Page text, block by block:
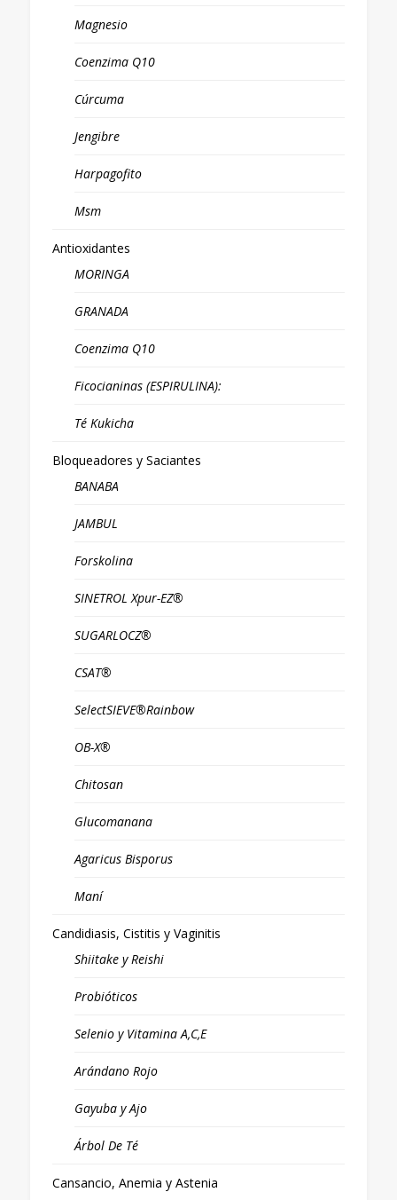
Magnesio
Coenzima Q10
Cúrcuma
Jengibre
Harpagofito
Msm
Antioxidantes
MORINGA
GRANADA
Coenzima Q10
Ficocianinas (ESPIRULINA):
Té Kukicha
Bloqueadores y Saciantes
BANABA
JAMBUL
Forskolina
SINETROL Xpur-EZ®
SUGARLOCZ®
CSAT®
SelectSIEVE®Rainbow
OB-X®
Chitosan
Glucomanana
Agaricus Bisporus
Maní
Candidiasis, Cistitis y Vaginitis
Shiitake y Reishi
Probióticos
Selenio y Vitamina A,C,E
Arándano Rojo
Gayuba y Ajo
Árbol De Té
Cansancio, Anemia y Astenia